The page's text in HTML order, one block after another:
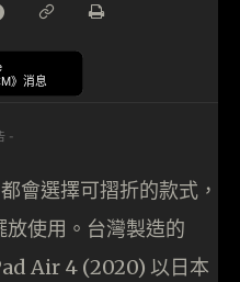
》消息
-
會選擇可摺折的款式，
使用。台灣製造的
Air 4 (2020) 以日本